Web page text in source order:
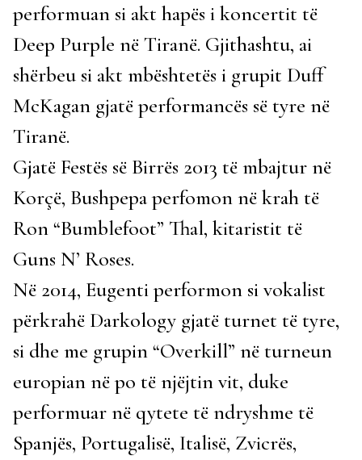
performuan si akt hapës i koncertit të
Deep Purple në Tiranë. Gjithashtu, ai
shërbeu si akt mbështetës i grupit Duff
McKagan gjatë performancës së tyre në
Tiranë.
Gjatë Festës së Birrës 2013 të mbajtur në
Korçë, Bushpepa perfomon në krah të
Ron “Bumblefoot” Thal, kitaristit të
Guns N’ Roses.
Në 2014, Eugenti performon si vokalist
përkrahë Darkology gjatë turnet të tyre,
si dhe me grupin “Overkill” në turneun
europian në po të njëjtin vit, duke
performuar në qytete të ndryshme të
Spanjës, Portugalisë, Italisë, Zvicrës,